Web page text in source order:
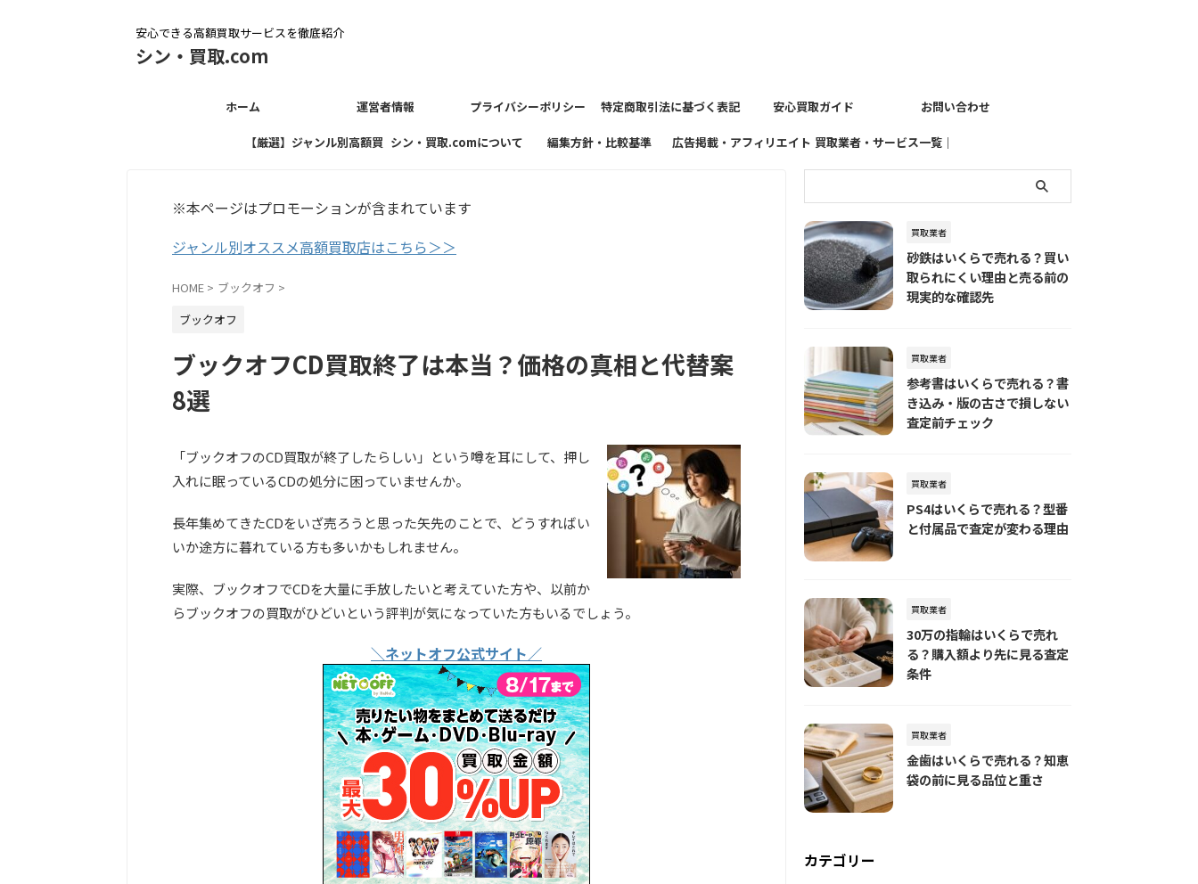
安心できる高額買取サービスを徹底紹介
シン・買取.com
ホーム 運営者情報 プライバシーポリシー 特定商取引法に基づく表記 安心買取ガイド お問い合わせ
【厳選】ジャンル別高額買 シン・買取.comについて 編集方針・比較基準 広告掲載・アフィリエイト 買取業者・サービス一覧｜
※本ページはプロモーションが含まれています
ジャンル別オススメ高額買取店はこちら＞＞
HOME > ブックオフ >
ブックオフ
ブックオフCD買取終了は本当？価格の真相と代替案
8選
「ブックオフのCD買取が終了したらしい」という噂を耳にして、押し
入れに眠っているCDの処分に困っていませんか。
長年集めてきたCDをいざ売ろうと思った矢先のことで、どうすればい
いか途方に暮れている方も多いかもしれません。
実際、ブックオフでCDを大量に手放したいと考えていた方や、以前か
らブックオフの買取がひどいという評判が気になっていた方もいるでしょう。
＼ネットオフ公式サイト／
買取業者
砂鉄はいくらで売れる？買い
取られにくい理由と売る前の
現実的な確認先
買取業者
参考書はいくらで売れる？書
き込み・版の古さで損しない
査定前チェック
買取業者
PS4はいくらで売れる？型番
と付属品で査定が変わる理由
買取業者
30万の指輪はいくらで売れ
る？購入額より先に見る査定
条件
買取業者
金歯はいくらで売れる？知恵
袋の前に見る品位と重さ
カテゴリー